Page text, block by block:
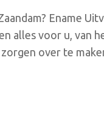
Ename
alles voor u, van
over te